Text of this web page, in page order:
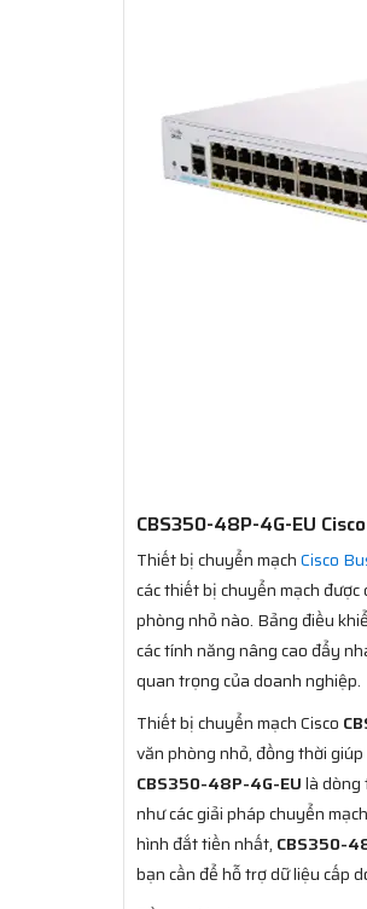
CBS350-48P-4G-EU
Thiết bị chuyển mạchCisco
các thiết bị chuyển mạch
phòng nhỏ nào. Bảng điều
các tính năng nâng cao đẩy
quan trọng của doanh nghiệp.
Thiết bị chuyển mạch Cisco
văn phòng nhỏ, đồng thời
CBS350-48P-4G-EUlà dòng
như các giải pháp chuyển
hình đắt tiền nhất, CBS350-
bạn cần để hỗ trợ dữ liệu cấp